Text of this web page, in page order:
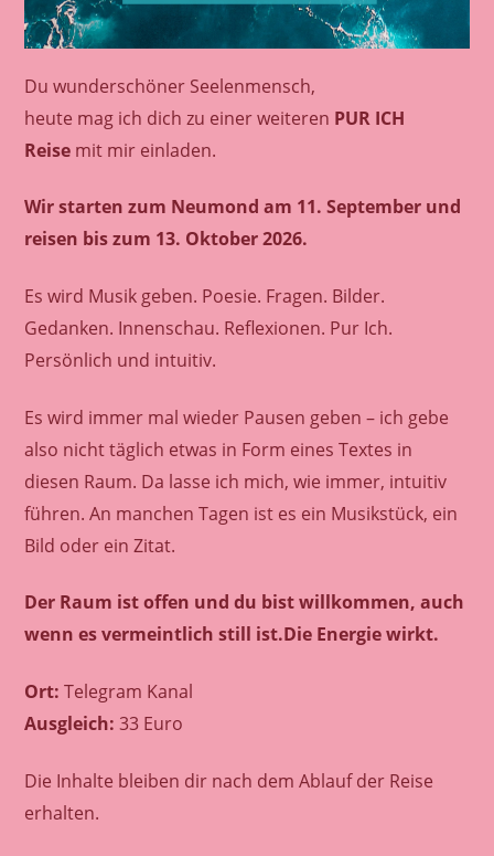
Du wunderschöner Seelenmensch,
heute mag ich dich zu einer weiteren PUR ICH
Reise mit mir einladen.
Wir starten zum Neumond am 11. September und
reisen bis zum 13. Oktober 2026.
Es wird Musik geben. Poesie. Fragen. Bilder.
Gedanken. Innenschau. Reflexionen. Pur Ich.
Persönlich und intuitiv.
Es wird immer mal wieder Pausen geben – ich gebe
also nicht täglich etwas in Form eines Textes in
diesen Raum. Da lasse ich mich, wie immer, intuitiv
führen. An manchen Tagen ist es ein Musikstück, ein
Bild oder ein Zitat.
Der Raum ist offen und du bist willkommen, auch
wenn es vermeintlich still ist.Die Energie wirkt.
Ort: Telegram Kanal
Ausgleich: 33 Euro
Die Inhalte bleiben dir nach dem Ablauf der Reise
erhalten.